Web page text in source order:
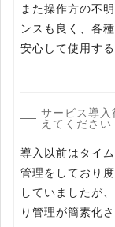
また操作方の不
ンスも良く、各
安心して使用す
サービス導
えてください
導入以前はタイ
管理をしており
していましたが
り管理が簡素化